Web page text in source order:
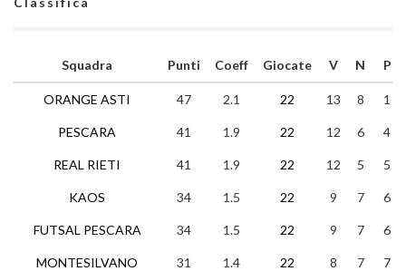
Squadra
ORANGE ASTI
PESCARA
REAL RIETI
KAOS
FUTSAL PESCARA
MONTESILVANO
Punti Coeff Giocate V N P
47 2.1 22 13 8 1
41 1.9 22 12 6 4
41 1.9 22 12 5 5
34 1.5 22 9 7 6
34 1.5 22 9 7 6
31 1.4 22 8 7 7